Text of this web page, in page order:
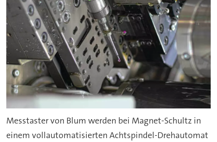
Messtaster von Blum werden bei Magnet-Schultz in
einem vollautomatisierten Achtspindel-Drehautomat